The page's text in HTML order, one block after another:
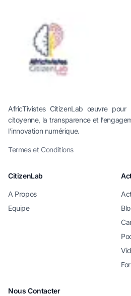
AfricTivistes CitizenLab œuvre pour
citoyenne, la transparence et
l’innovation numérique.
Termes et Conditions
CitizenLab
A Propos
Equipe
Nous Contacter